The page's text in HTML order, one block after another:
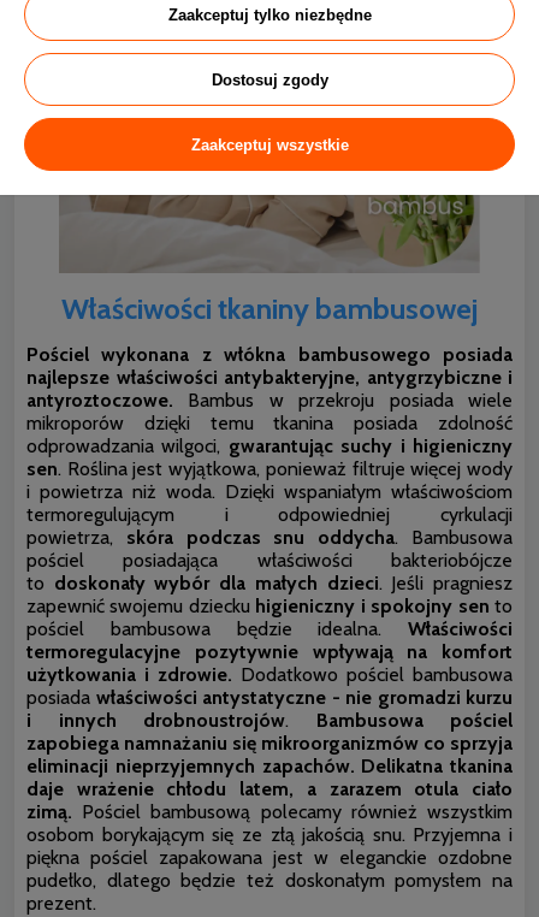
Właściwości tkaniny bambusowej
Pościel wykonana z włókna bambusowego posiada
najlepsze właściwości antybakteryjne, antygrzybiczne i
antyroztoczowe. Bambus w przekroju posiada wiele
mikroporów dzięki temu tkanina posiada zdolność
odprowadzania wilgoci, gwarantując suchy i higieniczny
sen. Roślina jest wyjątkowa, ponieważ filtruje więcej wody
i powietrza niż woda. Dzięki wspaniałym właściwościom
termoregulującym i odpowiedniej cyrkulacji
powietrza, skóra podczas snu oddycha. Bambusowa
pościel posiadająca właściwości bakteriobójcze
to doskonały wybór dla małych dzieci. Jeśli pragniesz
zapewnić swojemu dziecku higieniczny i spokojny sen to
pościel bambusowa będzie idealna. Właściwości
termoregulacyjne pozytywnie wpływają na komfort
użytkowania i zdrowie. Dodatkowo pościel bambusowa
posiada właściwości antystatyczne - nie gromadzi kurzu
i innych drobnoustrojów. Bambusowa pościel
zapobiega namnażaniu się mikroorganizmów co sprzyja
eliminacji nieprzyjemnych zapachów. Delikatna tkanina
daje wrażenie chłodu latem, a zarazem otula ciało
zimą. Pościel bambusową polecamy również wszystkim
osobom borykającym się ze złą jakością snu. Przyjemna i
piękna pościel zapakowana jest w eleganckie ozdobne
pudełko, dlatego będzie też doskonałym pomysłem na
prezent.
Zaakceptuj tylko niezbędne
Dostosuj zgody
Zaakceptuj wszystkie